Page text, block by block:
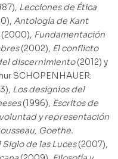
Lecciones de Ética
Antología de Kant
(2000), Fundamentación
(2002), El conflicto
discernimiento(2012) y
SCHOPENHAUER:
Los designios del
(1996), Escritos de
y representación
Goethe.
de las Luces(2007),